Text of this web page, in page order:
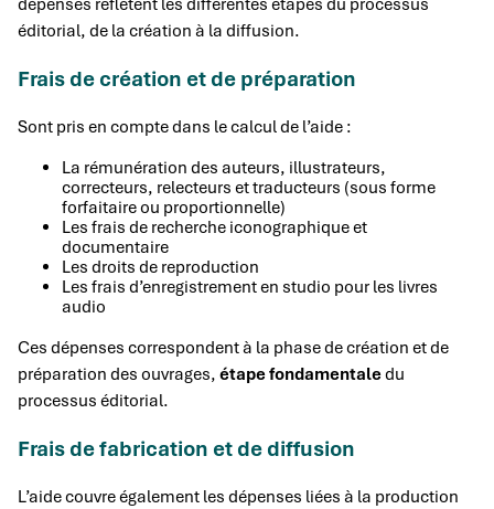
éditorial, de la création à la diffusion.
Frais de création et de préparation
Sont pris en compte dans le calcul de l’aide :
La rémunération des auteurs, illustrateurs,
correcteurs, relecteurs et traducteurs (sous forme
forfaitaire ou proportionnelle)
Les frais de recherche iconographique et
documentaire
Les droits de reproduction
Les frais d’enregistrement en studio pour les livres
audio
Ces dépenses correspondent à la phase de création et de
préparation des ouvrages, étape fondamentaledu
processus éditorial.
Frais de fabrication et de diffusion
L’aide couvre également les dépenses liées à la production